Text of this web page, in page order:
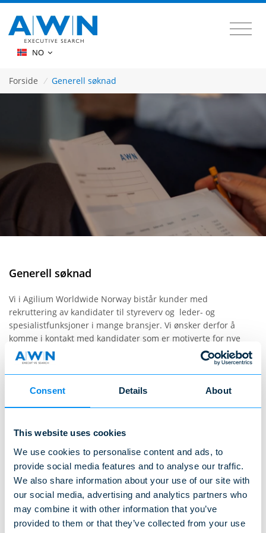
Consent Details About
This website uses cookies
We use cookies to personalise content and ads, to
provide social media features and to analyse our traffic.
We also share information about your use of our site with
our social media, advertising and analytics partners who
may combine it with other information that you’ve
provided to them or that they’ve collected from your use
NO
Forside / Generell søknad
Generell søknad
Vi i Agilium Worldwide Norway bistår kunder med
rekruttering av kandidater til styreverv og leder- og
spesialistfunksjoner i mange bransjer. Vi ønsker derfor å
komme i kontakt med kandidater som er motiverte for nye
utfordringer.
For at vi skal knytte ditt kandidatur til et relevant styreverv
eller stilling, har vi behov for noe informasjon om deg. Fyll
avtalt med deg overfor hvem og når ditt kandidatur skal bli
kjent. En av våre konsulenter vil ta kontakt med deg når en
relevant mulighet dukker opp.
Last opp CV
Når du sender dine personlige opplysninger til oss,
aksepterer du samtidig at denne informasjonen vil bli delt